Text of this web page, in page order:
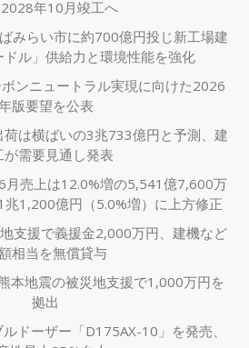
年10月竣工へ
みらい市に約700億円投じ新工場建
ル」供給力と環境性能を強化
ンニュートラル実現に向けた2026
版要望を公表
は横ばいの3兆733億円と予測、建
が需要見通し発表
月売上は12.0%増の5,541億7,600万
1,200億円（5.0%増）に上方修正
支援で義援金2,000万円、建機など
相当を無償貸与
本地震の被災地支援で1,000万円を
拠出
ドーザー「D175AX-10」を発売、